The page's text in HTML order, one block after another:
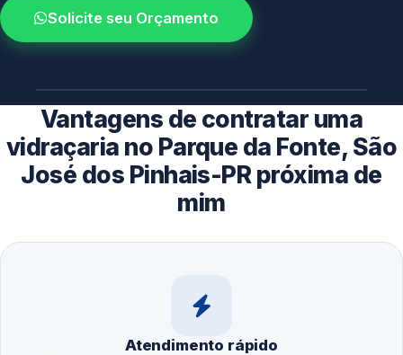
Solicite seu Orçamento
4.9 / 5.0
avaliacao dos clientes
Vantagens de contratar uma
vidraçaria no Parque da Fonte, São
José dos Pinhais-PR próxima de
mim
Atendimento rápido